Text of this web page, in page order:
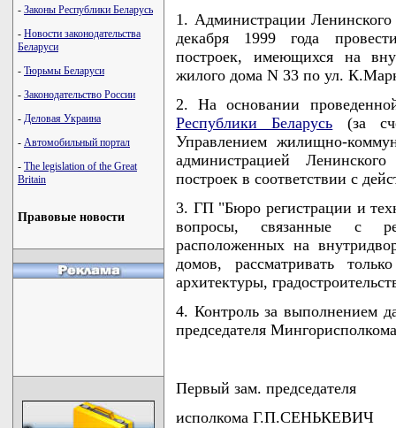
- Законы Республики Беларусь
- Новости законодательства
Беларуси
- Тюрьмы Беларуси
- Законодательство России
- Деловая Украина
- Автомобильный портал
- The legislation of the Great
Britain
Правовые новости
1. Администрации
декабря 1999 года
построек, имеющихся на
жилого дома N 33 по ул.
2. На основании
Республики Беларусь (за
Управлением жилищно-
администрацией
построек в соответствии с
3. ГП "Бюро регистрации и
вопросы, связанные с
расположенных на
домов, рассматривать
архитектуры,
4. Контроль за выполнением
председателя
Первый зам. председателя
исполкома Г.П.СЕНЬКЕВИЧ